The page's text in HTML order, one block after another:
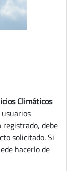
Climáticos
debe
solicitado. Si
hacerlo de